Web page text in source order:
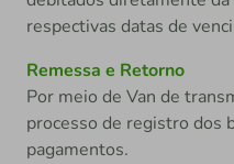
respectivas datas de
Remessa e Retorno
Por meio de Van de
processo de registro dos
pagamentos.